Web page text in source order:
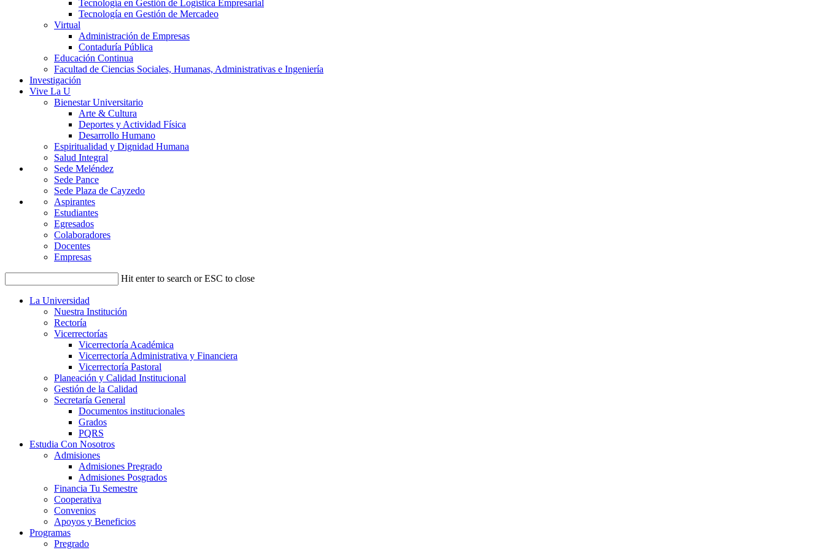
Tecnología en Gestión de Logística Empresarial
Tecnología en Gestión de Mercadeo
Virtual
Administración de Empresas
Contaduría Pública
Educación Continua
Facultad de Ciencias Sociales, Humanas, Administrativas e Ingeniería
Investigación
Vive La U
Bienestar Universitario
Arte & Cultura
Deportes y Actividad Física
Desarrollo Humano
Espiritualidad y Dignidad Humana
Salud Integral
Sede Meléndez
Sede Pance
Sede Plaza de Cayzedo
Aspirantes
Estudiantes
Egresados
Colaboradores
Docentes
Empresas
Hit enter to search or ESC to close
La Universidad
Nuestra Institución
Rectoría
Vicerrectorías
Vicerrectoría Académica
Vicerrectoría Administrativa y Financiera
Vicerrectoría Pastoral
Planeación y Calidad Institucional
Gestión de la Calidad
Secretaría General
Documentos institucionales
Grados
PQRS
Estudia Con Nosotros
Admisiones
Admisiones Pregrado
Admisiones Posgrados
Financia Tu Semestre
Cooperativa
Convenios
Apoyos y Beneficios
Programas
Pregrado